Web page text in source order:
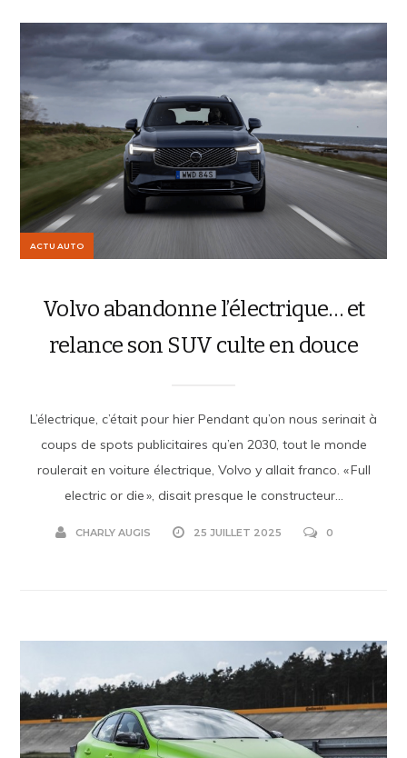
ACTU AUTO
Volvo abandonne l’électrique… et
relance son SUV culte en douce
L’électrique, c’était pour hier Pendant qu’on nous serinait à
coups de spots publicitaires qu’en 2030, tout le monde
roulerait en voiture électrique, Volvo y allait franco. « Full
electric or die », disait presque le constructeur...
CHARLY AUGIS 25 JUILLET 2025 0